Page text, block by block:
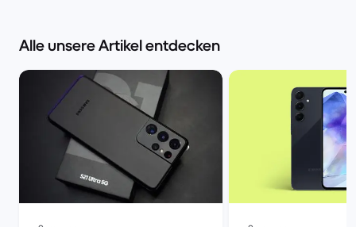
Alle unsere Artikel entdecken